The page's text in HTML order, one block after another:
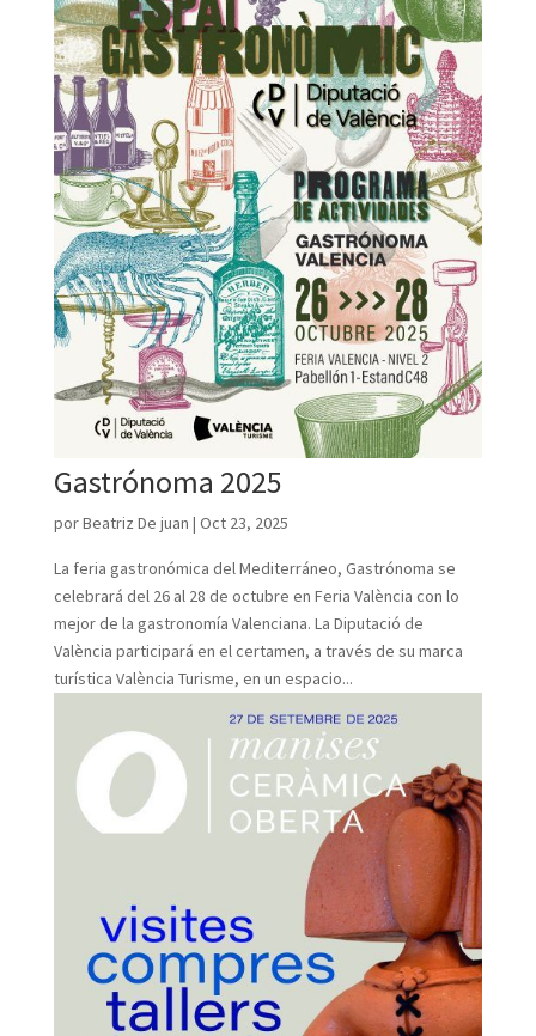
Gastrónoma 2025
porBeatriz De juan | Oct 23, 2025
La feria gastronómica del Mediterráneo, Gastrónoma se
celebrará del 26 al 28 de octubre en Feria València con lo
mejor de la gastronomía Valenciana. La Diputació de
València participará en el certamen, a través de su marca
turística València Turisme, en un espacio...